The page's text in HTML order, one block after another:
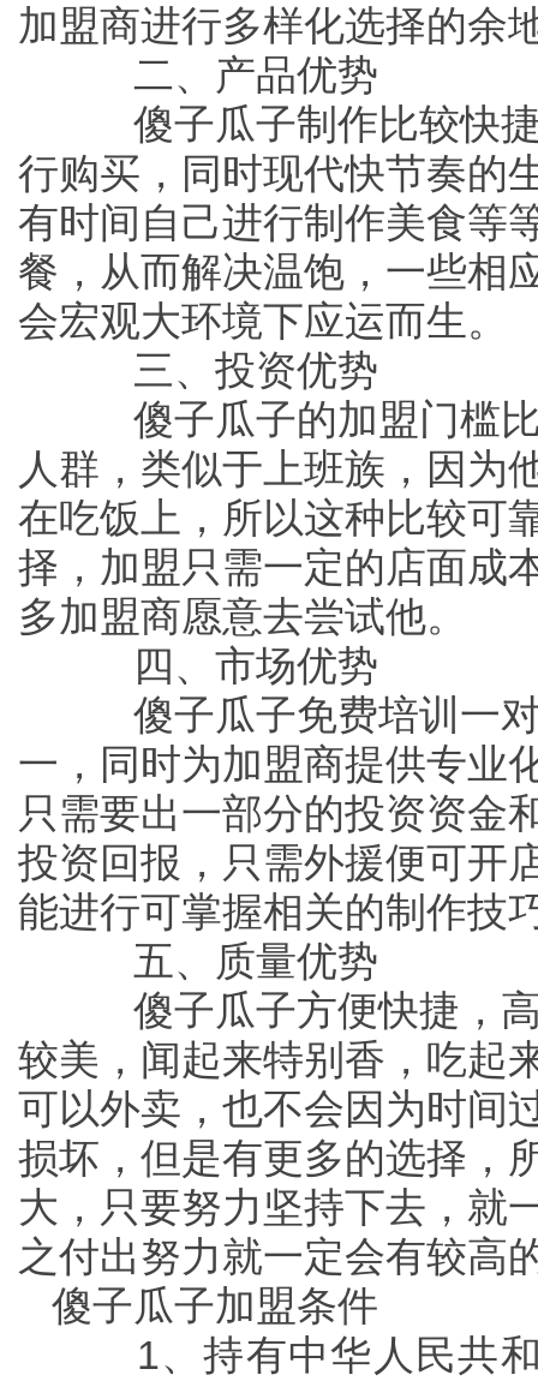
加盟商进行多样化选择的余
二、产品优势
傻子瓜子制作比较快捷
行购买，同时现代快节奏的
有时间自己进行制作美食等
餐，从而解决温饱，一些相
会宏观大环境下应运而生。
三、投资优势
傻子瓜子的加盟门槛比
人群，类似于上班族，因为
在吃饭上，所以这种比较可
择，加盟只需一定的店面成
多加盟商愿意去尝试他。
四、市场优势
傻子瓜子免费培训一对
一，同时为加盟商提供专业
只需要出一部分的投资资金
投资回报，只需外援便可开
能进行可掌握相关的制作技
五、质量优势
傻子瓜子方便快捷，高
较美，闻起来特别香，吃起
可以外卖，也不会因为时间
损坏，但是有更多的选择，
大，只要努力坚持下去，就
之付出努力就一定会有较高
傻子瓜子加盟条件
1、持有中华人民共和